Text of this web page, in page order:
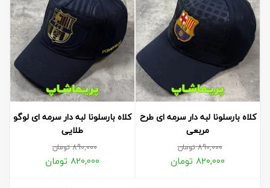
کلاه بارسلونا لبه دار سرمه ای طرح
مربعی
890,000تومان
820,000 تومان
کلاه بارسلونا لبه دار سرمه ای لوگو
طلایی
890,000تومان
820,000 تومان